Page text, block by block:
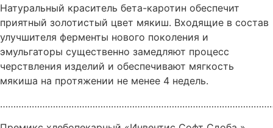
Натуральный краситель бета-каротин обеспечит
приятный золотистый цвет мякиш. Входящие в состав
улучшителя ферменты нового поколения и
эмульгаторы существенно замедляют процесс
черствления изделий и обеспечивают мягкость
мякиша на протяжении не менее 4 недель.